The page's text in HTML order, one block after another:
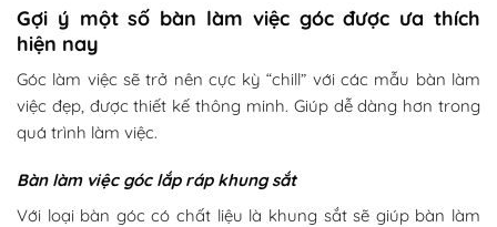
Gợi ý một số bàn làm việc góc được ưa thích
hiện nay
Góc làm việc sẽ trở nên cực kỳ “chill” với các mẫu bàn làm
việc đẹp, được thiết kế thông minh. Giúp dễ dàng hơn trong
quá trình làm việc.
Bàn làm việc góc lắp ráp khung sắt
Với loại bàn góc có chất liệu là khung sắt sẽ giúp bàn làm